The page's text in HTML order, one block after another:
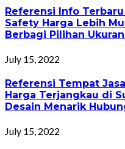
Referensi Info
Safety Harga Lebih
Berbagi Pilihan
July 15, 2022
Referensi Tempat
Harga Terjangkau di
Desain Menarik
July 15, 2022